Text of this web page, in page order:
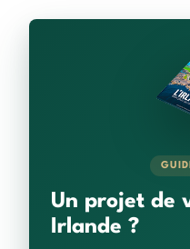
Un projet de
Irlande ?